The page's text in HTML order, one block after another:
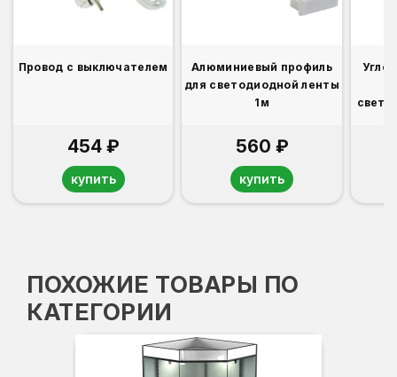
Провод с выключателем
454 ₽
купить
Алюминиевый профиль
для светодиодной ленты
1м
560 ₽
купить
ПОХОЖИЕ ТОВАРЫ ПО
КАТЕГОРИИ